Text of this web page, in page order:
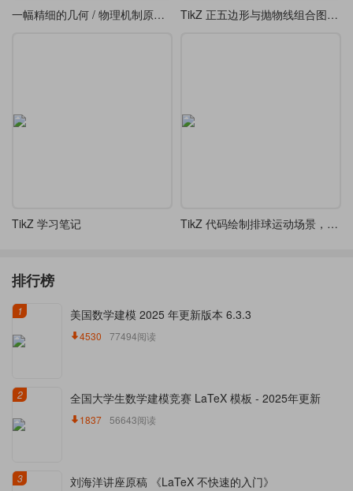
一幅精细的几何 / 物理机制原理图-转动连杆、轨道及阴影剖面线三维几何投影图 TikZ 正五边形与抛物线组合图形（类似 “花瓣” 或 “星形” 图案）
TikZ 学习笔记 TikZ 代码绘制排球运动场景，包含两名运动员和排球轨迹
排行榜
1 美国数学建模 2025 年更新版本 6.3.3
4530 77494阅读
2 全国大学生数学建模竞赛 LaTeX 模板 - 2025年更新
1837 56643阅读
3 刘海洋讲座原稿 《LaTeX 不快速的入门》